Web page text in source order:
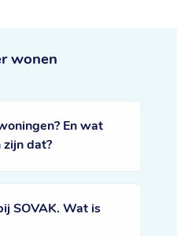
wonen
En wat
zijn dat?
SOVAK. Wat is